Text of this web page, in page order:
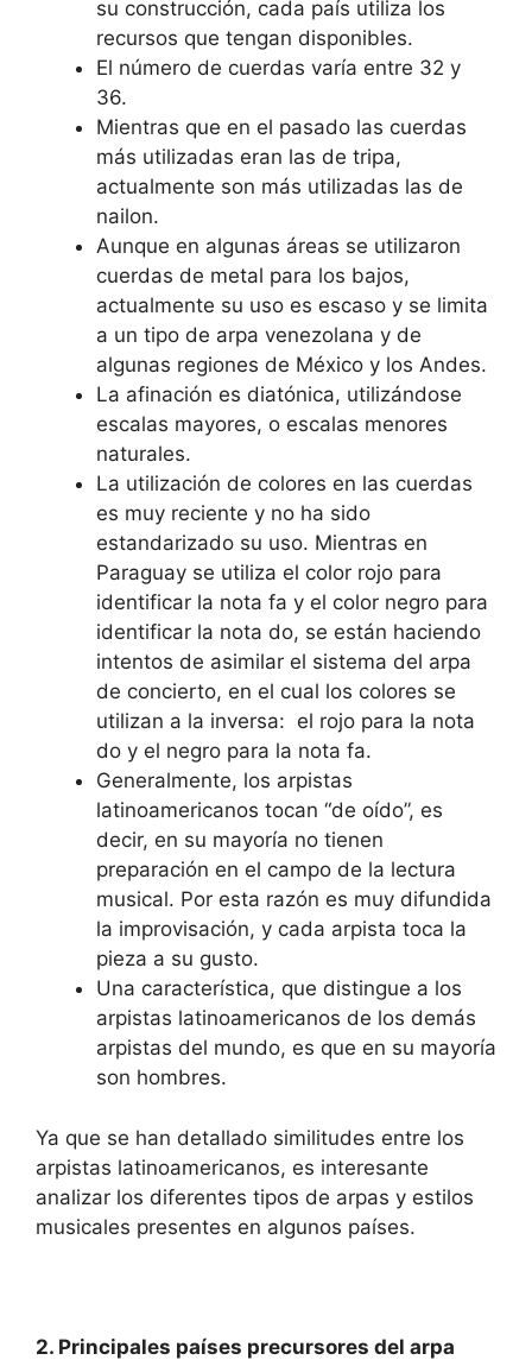
su construcción, cada país utiliza los
recursos que tengan disponibles.
El número de cuerdas varía entre 32 y
36.
Mientras que en el pasado las cuerdas
más utilizadas eran las de tripa,
actualmente son más utilizadas las de
nailon.
Aunque en algunas áreas se utilizaron
cuerdas de metal para los bajos,
actualmente su uso es escaso y se limita
a un tipo de arpa venezolana y de
algunas regiones de México y los Andes.
La afinación es diatónica, utilizándose
escalas mayores, o escalas menores
naturales.
La utilización de colores en las cuerdas
es muy reciente y no ha sido
estandarizado su uso. Mientras en
Paraguay se utiliza el color rojo para
identificar la nota fa y el color negro para
identificar la nota do, se están haciendo
intentos de asimilar el sistema del arpa
de concierto, en el cual los colores se
utilizan a la inversa: el rojo para la nota
do y el negro para la nota fa.
Generalmente, los arpistas
latinoamericanos tocan “de oído”, es
decir, en su mayoría no tienen
preparación en el campo de la lectura
musical. Por esta razón es muy difundida
la improvisación, y cada arpista toca la
pieza a su gusto.
Una característica, que distingue a los
arpistas latinoamericanos de los demás
arpistas del mundo, es que en su mayoría
son hombres.
Ya que se han detallado similitudes entre los
arpistas latinoamericanos, es interesante
analizar los diferentes tipos de arpas y estilos
musicales presentes en algunos países.
2. Principales países precursores del arpa